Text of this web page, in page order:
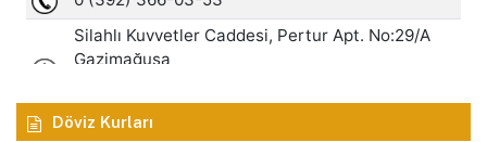
Döviz Kurları